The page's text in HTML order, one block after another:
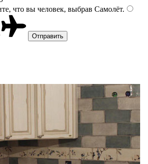
что вы человек, выбрав Самолёт.